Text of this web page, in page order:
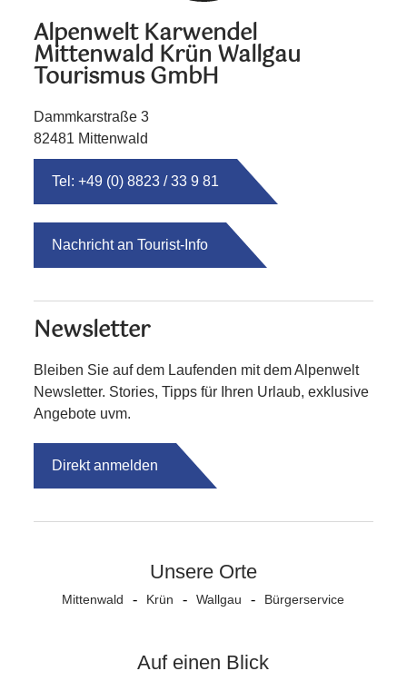
Alpenwelt Karwendel
Mittenwald Krün Wallgau
Tourismus GmbH
Dammkarstraße 3
82481 Mittenwald
Tel: +49 (0) 8823 / 33 9 81
Nachricht an Tourist-Info
Newsletter
Bleiben Sie auf dem Laufenden mit dem Alpenwelt
Newsletter. Stories, Tipps für Ihren Urlaub, exklusive
Angebote uvm.
Direkt anmelden
Unsere Orte
Mittenwald Krün Wallgau Bürgerservice
Auf einen Blick